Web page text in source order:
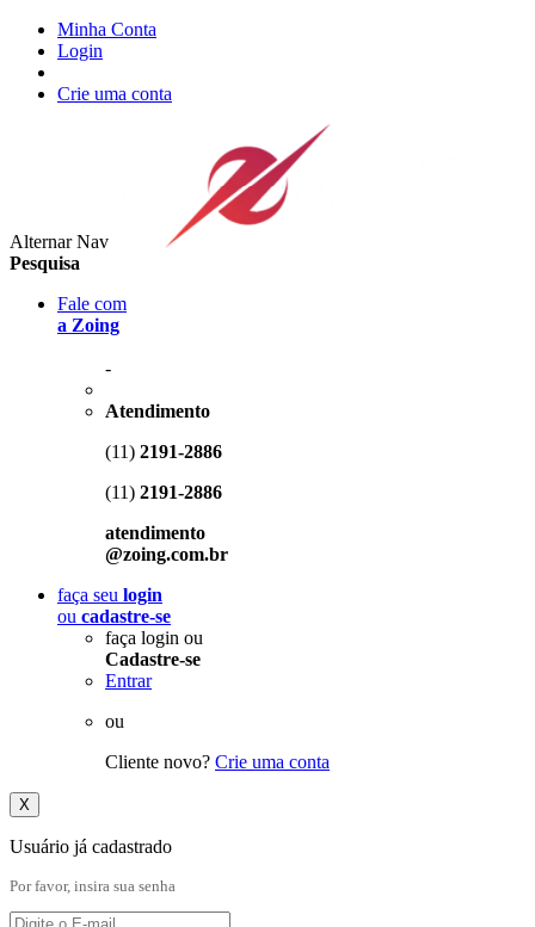
Minha Conta
Login
Crie uma conta
Alternar Nav
Pesquisa
Fale com
a Zoing
-
Atendimento
(11) 2191-2886
(11) 2191-2886
atendimento
@zoing.com.br
faça seu login
ou cadastre-se
faça login ou
Cadastre-se
Entrar
ou
Cliente novo? Crie uma conta
X
Usuário já cadastrado
Por favor, insira sua senha